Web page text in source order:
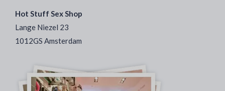
Hot Stuff Sex Shop
Lange Niezel 23
1012GS Amsterdam